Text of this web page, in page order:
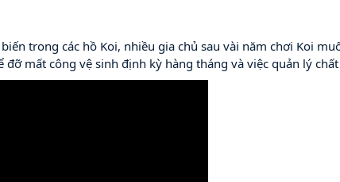
Kiến thức chăm sóc bể cá cảnh
trong các hồ Koi, nhiều gia chủ sau vài năm chơi Koi
mất công vệ sinh định kỳ hàng tháng và việc quản lý